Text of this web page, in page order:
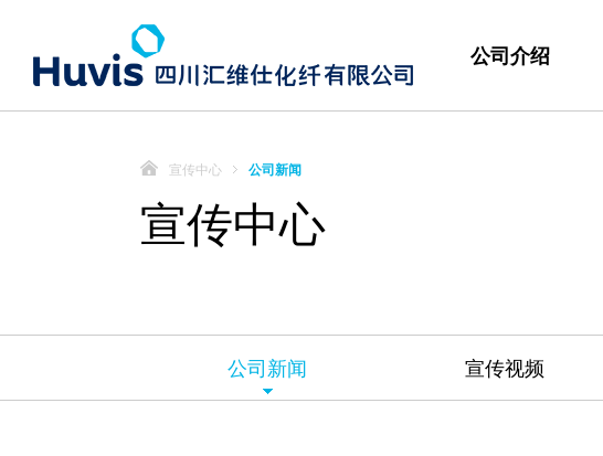
公司介绍
宣传中心 公司新闻
宣传中心
公司新闻 宣传视频